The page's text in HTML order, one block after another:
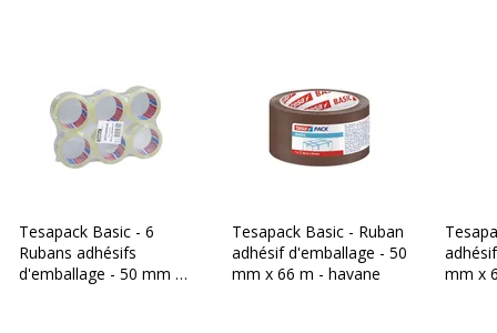
Tesapack Basic - 6
Rubans adhésifs
d'emballage - 50 mm x
Tesapack Basic - Ruban
adhésif d'emballage - 50
mm x 66 m - havane
mm x